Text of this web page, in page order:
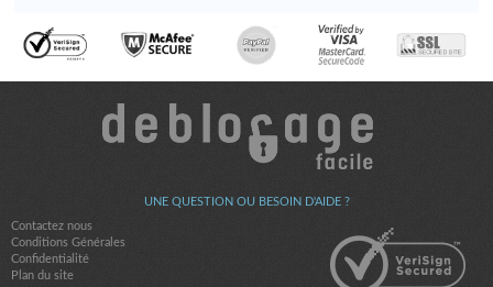
UNE QUESTION OU BESOIN D'AIDE ?
Contactez nous
Conditions Générales
Confidentialité
Plan du site